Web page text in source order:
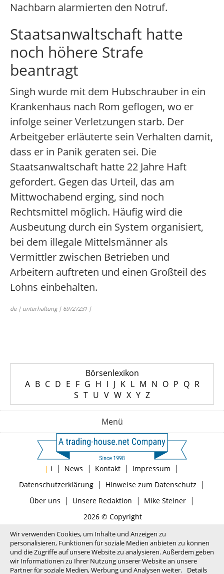
Nachbarn alarmierten den Notruf.
Staatsanwaltschaft hatte
noch höhere Strafe
beantragt
Singh wurde mit dem Hubschrauber in ein
Krankenhaus nach Rom geflogen, wo er
infolge seiner Verletzungen starb. Der
Arbeitgeber erläuterte sein Verhalten damit,
dass er in Panik geraten sei. Die
Staatsanwaltschaft hatte 22 Jahre Haft
gefordert. Gegen das Urteil, das am
Mittwochabend erging, sind noch
Rechtsmittel möglich. Häufig wird die
Ausbeutung durch ein System organisiert,
bei dem illegale Mittelsmänner als
Vermittler zwischen Betrieben und
Arbeitern auftreten und einen Großteil des
Lohns einbehalten.
de | unterhaltung | 69727231 |
Börsenlexikon
A B C D E F G H I J K L M N O P Q R
S T U V W X Y Z
Menü
| i | News | Kontakt | Impressum |
Datenschutzerklärung| Hinweise zum Datenschutz |
Über uns | Unsere Redaktion | Mike Steiner|
2026 © Copyright
Wir verwenden Cookies, um Inhalte und Anzeigen zu
personalisieren, Funktionen für soziale Medien anbieten zu können
und die Zugriffe auf unsere Website zu analysieren. Außerdem geben
wir Informationen zu Ihrer Nutzung unserer Website an unsere
Partner für soziale Medien, Werbung und Analysen weiter.
Details